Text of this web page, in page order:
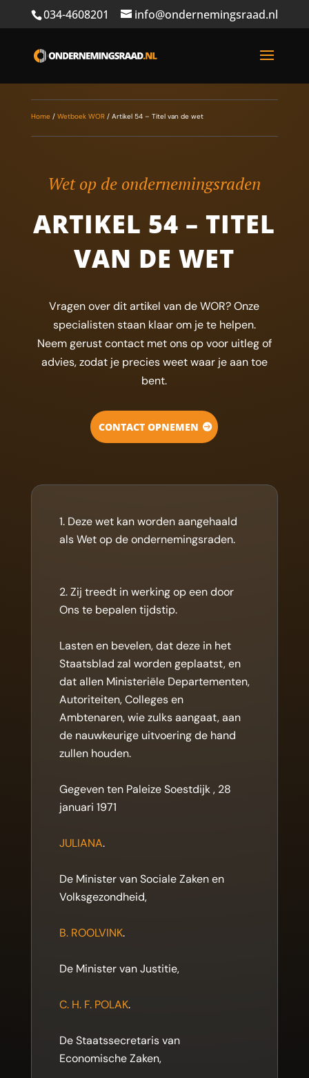
034-4608201 info@ondernemingsraad.nl
Home/ Wetboek WOR/ Artikel 54 – Titel van de wet
Wet op de ondernemingsraden
ARTIKEL 54 – TITEL
VAN DE WET
Vragen over dit artikel van de WOR? Onze
specialisten staan klaar om je te helpen.
Neem gerust contact met ons op voor uitleg of
advies, zodat je precies weet waar je aan toe
bent.
CONTACT OPNEMEN
Deze wet kan worden aangehaald
als Wet op de ondernemingsraden.
Zij treedt in werking op een door
Ons te bepalen tijdstip.
Lasten en bevelen, dat deze in het
Staatsblad zal worden geplaatst, en
dat allen Ministeriële Departementen,
Autoriteiten, Colleges en
Ambtenaren, wie zulks aangaat, aan
de nauwkeurige uitvoering de hand
zullen houden.
Gegeven ten Paleize Soestdijk , 28
januari 1971
JULIANA.
De Minister van Sociale Zaken en
Volksgezondheid,
B. ROOLVINK.
De Minister van Justitie,
C. H. F. POLAK.
De Staatssecretaris van
Economische Zaken,